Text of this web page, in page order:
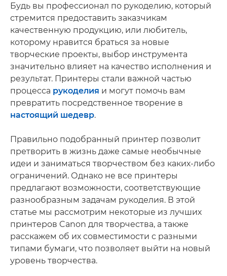
Будь вы профессионал по рукоделию, который
стремится предоставить заказчикам
качественную продукцию, или любитель,
которому нравится браться за новые
творческие проекты, выбор инструмента
значительно влияет на качество исполнения и
результат. Принтеры стали важной частью
процесса рукоделия и могут помочь вам
превратить посредственное творение в
настоящий шедевр.
Правильно подобранный принтер позволит
претворить в жизнь даже самые необычные
идеи и заниматься творчеством без каких-либо
ограничений. Однако не все принтеры
предлагают возможности, соответствующие
разнообразным задачам рукоделия. В этой
статье мы рассмотрим некоторые из лучших
принтеров Canon для творчества, а также
расскажем об их совместимости с разными
типами бумаги, что позволяет выйти на новый
уровень творчества.